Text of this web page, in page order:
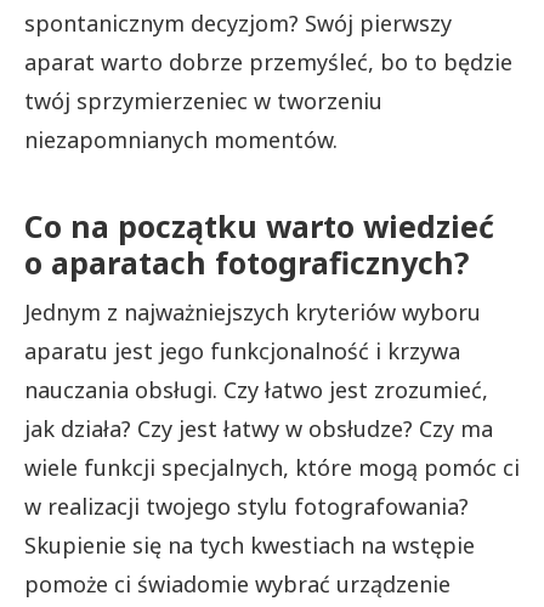
spontanicznym decyzjom? Swój pierwszy
aparat warto dobrze przemyśleć, bo to będzie
twój sprzymierzeniec w tworzeniu
niezapomnianych momentów.
Co na początku warto wiedzieć
o aparatach fotograficznych?
Jednym z najważniejszych kryteriów wyboru
aparatu jest jego funkcjonalność i krzywa
nauczania obsługi. Czy łatwo jest zrozumieć,
jak działa? Czy jest łatwy w obsłudze? Czy ma
wiele funkcji specjalnych, które mogą pomóc ci
w realizacji twojego stylu fotografowania?
Skupienie się na tych kwestiach na wstępie
pomoże ci świadomie wybrać urządzenie